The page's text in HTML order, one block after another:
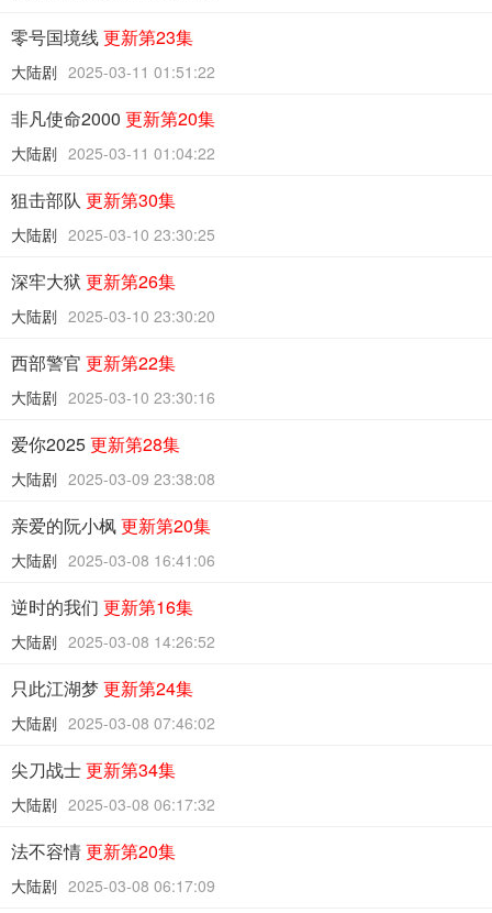
零号国境线更新第23集
大陆剧 2025-03-11 01:51:22
非凡使命2000 更新第20集
大陆剧 2025-03-11 01:04:22
狙击部队 更新第30集
大陆剧 2025-03-10 23:30:25
深牢大狱 更新第26集
大陆剧 2025-03-10 23:30:20
西部警官 更新第22集
大陆剧 2025-03-10 23:30:16
爱你2025更新第28集
大陆剧 2025-03-09 23:38:08
亲爱的阮小枫更新第20集
大陆剧 2025-03-08 16:41:06
逆时的我们 更新第16集
大陆剧 2025-03-08 14:26:52
只此江湖梦更新第24集
大陆剧 2025-03-08 07:46:02
尖刀战士更新第34集
大陆剧 2025-03-08 06:17:32
法不容情更新第20集
大陆剧 2025-03-08 06:17:09